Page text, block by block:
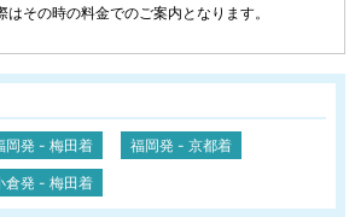
その時の料金でのご案内となります。
岡発 - 梅田着 福岡発 - 京都着
倉発 - 梅田着